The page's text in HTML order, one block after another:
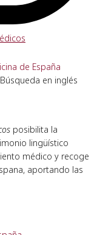
Búsqueda en inglés
posibilita la
lingüístico
médico y recoge
aportando las